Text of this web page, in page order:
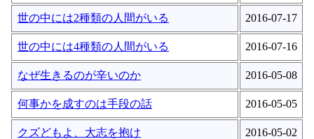
世の中には2種類の人間がいる 2016-07-17
世の中には4種類の人間がいる 2016-07-16
なぜ生きるのが辛いのか 2016-05-08
何事かを成すのは手段の話 2016-05-05
クズどもよ、大志を抱け 2016-05-02